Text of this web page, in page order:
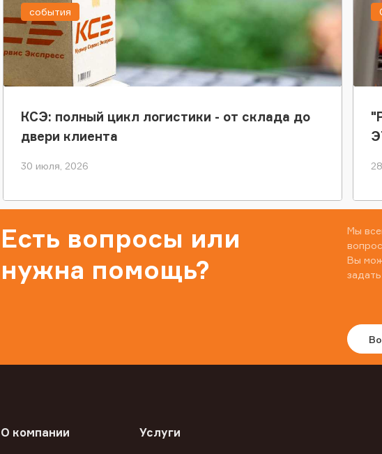
КСЭ: полный цикл логистики - от склада до
двери клиента
30 июля, 2026
события
Есть вопросы или
нужна помощь?
Мы
Вы
О компании Услуги